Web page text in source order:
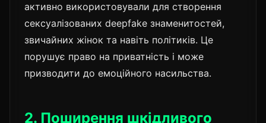
активно використовували для створення
сексуалізованих deepfake знаменитостей,
звичайних жінок та навіть політиків. Це
порушує право на приватність і може
призводити до емоційного насильства.
2. Поширення шкідливого